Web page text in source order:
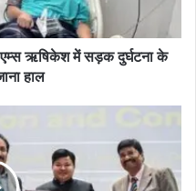
एम्स ऋषिकेश में सड़क दुर्घटना के
हाल